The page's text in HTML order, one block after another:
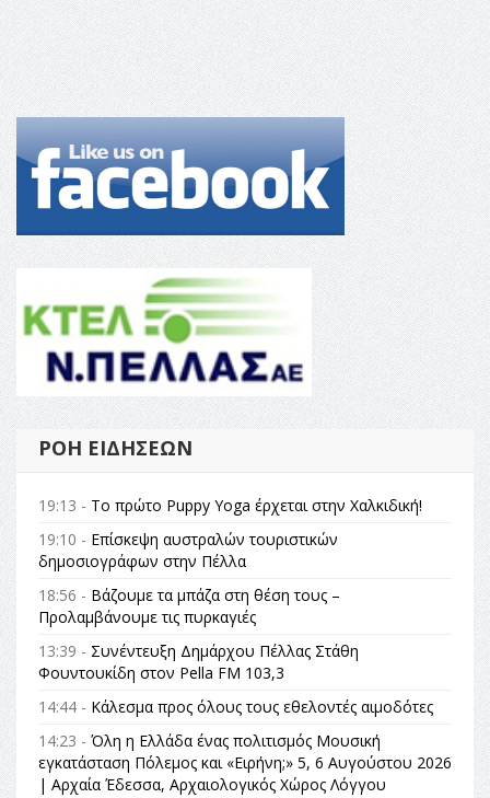
ΡΟΉ ΕΙΔΉΣΕΩΝ
19:13 - Το πρώτο Puppy Yoga έρχεται στην Χαλκιδική!
19:10 - Επίσκεψη αυστραλών τουριστικών
δημοσιογράφων στην Πέλλα
18:56 - Βάζουμε τα μπάζα στη θέση τους –
Προλαμβάνουμε τις πυρκαγιές
13:39 - Συνέντευξη Δημάρχου Πέλλας Στάθη
Φουντουκίδη στον Pella FM 103,3
14:44 - Κάλεσμα προς όλους τους εθελοντές αιμοδότες
14:23 - Όλη η Ελλάδα ένας πολιτισμός Μουσική
εγκατάσταση Πόλεμος και «Ειρήνη;» 5, 6 Αυγούστου 2026
| Αρχαία Έδεσσα, Αρχαιολογικός Χώρος Λόγγου